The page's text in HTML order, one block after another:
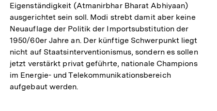
Eigenständigkeit (Atmanirbhar Bharat Abhiyaan)
ausgerichtet sein soll. Modi strebt damit aber keine
Neuauflage der Politik der Importsubstitution der
1950/60er Jahre an. Der künftige Schwerpunkt liegt
nicht auf Staatsinterventionismus, sondern es sollen
jetzt verstärkt privat geführte, nationale Champions
im Energie- und Telekommunikationsbereich
aufgebaut werden.